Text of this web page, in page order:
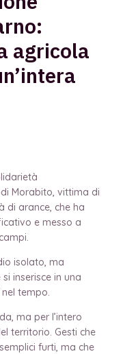
agricola
Morabito, vittima di
di arance, che ha
e messo a
isolato, ma
inserisce in una
tempo.
ma per l’intero
territorio. Gesti che
furti, ma che